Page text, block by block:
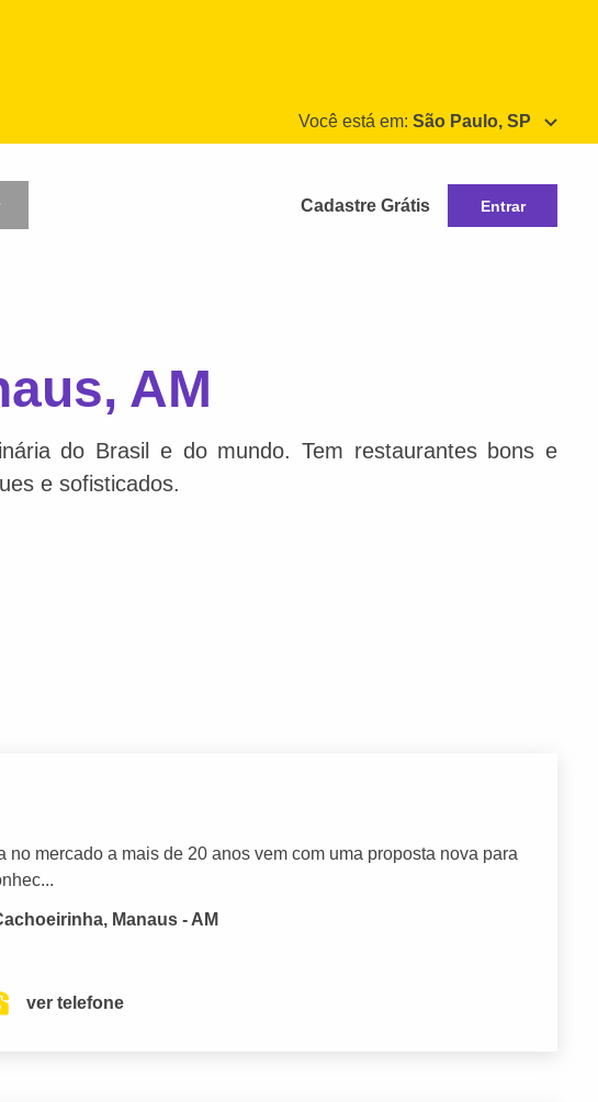
Você está em: São Paulo, SP
Cadastre Grátis Entrar
AM
do Brasil e do mundo. Tem restaurantes bons e
e sofisticados.
mercado a mais de 20 anos vem com uma proposta nova para
Manaus - AM
ver telefone